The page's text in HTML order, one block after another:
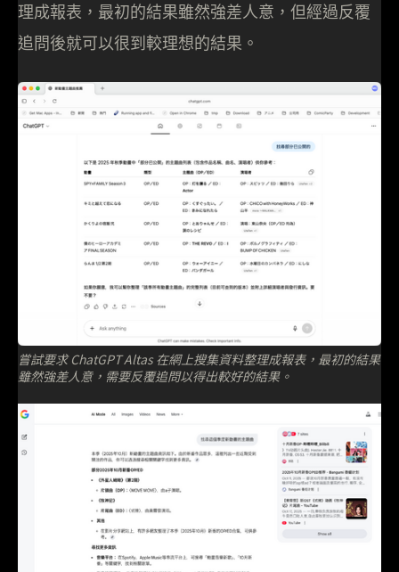
理成報表，最初的結果雖然強差人意，但經過反覆
追問後就可以很到較理想的結果。
嘗試要求 ChatGPT Altas 在網上搜集資料整理成報表，最初的結果
雖然強差人意，需要反覆追問以得出較好的結果。